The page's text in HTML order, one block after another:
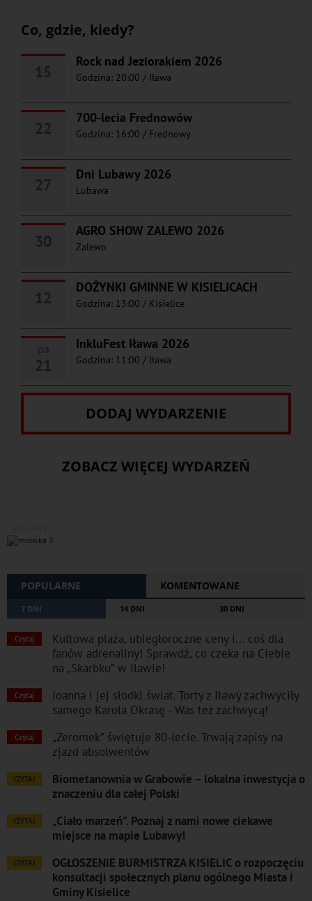
Co, gdzie, kiedy?
Rock nad Jeziorakiem 2026
Godzina: 20:00 / Iława
700-lecia Frednowów
Godzina: 16:00 / Frednowy
Dni Lubawy 2026
Lubawa
AGRO SHOW ZALEWO 2026
Zalewo
DOŻYNKI GMINNE W KISIELICACH
Godzina: 13:00 / Kisielice
InkluFest Iława 2026
Godzina: 11:00 / Iława
DODAJ WYDARZENIE
ZOBACZ WIĘCEJ WYDARZEŃ
POPULARNE KOMENTOWANE
7 DNI 14 DNI 30 DNI
Czytaj
Kultowa plaża, ubiegłoroczne ceny i... coś dla
fanów adrenaliny! Sprawdź, co czeka na Ciebie
na „Skarbku” w Iławie!
Czytaj
Joanna i jej słodki świat. Torty z Iławy zachwyciły
samego Karola Okrasę - Was też zachwycą!
Czytaj
„Żeromek” świętuje 80-lecie. Trwają zapisy na
zjazd absolwentów
CZYTAJ
Biometanownia w Grabowie – lokalna inwestycja o
znaczeniu dla całej Polski
CZYTAJ
„Ciało marzeń”. Poznaj z nami nowe ciekawe
miejsce na mapie Lubawy!
CZYTAJ
OGŁOSZENIE BURMISTRZA KISIELIC o rozpoczęciu
konsultacji społecznych planu ogólnego Miasta i
Gminy Kisielice